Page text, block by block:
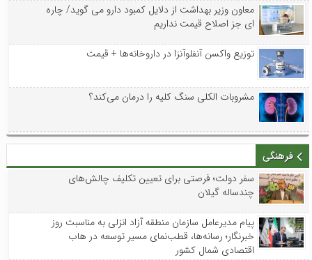
معاون وزیر بهداشت از دلایل کمبود دارو می گوید/ چاره
ای جز اصلاح قیمت نداریم
توزیع واکسن‌ آنفلوآنزا در داروخانه‌ها + قیمت
مشروبات الکلی سنگ کلیه را درمان می‌کند؟
فرهنگی
سفر دولت؛ فرصتی برای تعیین تکلیف چالش‌های
چندساله گیلان
پیام مدیرعامل سازمان منطقه آزاد انزلی به مناسبت روز
خبرنگار؛ رسانه‌ها، قطب‌نمای مسیر توسعه در هاب
اقتصادی شمال کشور